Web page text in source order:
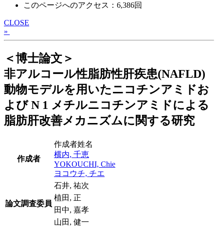
このページへのアクセス：6,386回
CLOSE
»
＜博士論文＞
非アルコール性脂肪性肝疾患(NAFLD)
動物モデルを用いたニコチンアミドお
よび N 1 メチルニコチンアミドによる
脂肪肝改善メカニズムに関する研究
作成者
作成者姓名
横内, 千恵
YOKOUCHI, Chie
ヨコウチ, チエ
論文調査委員
石井, 祐次
植田, 正
田中, 嘉孝
山田, 健一